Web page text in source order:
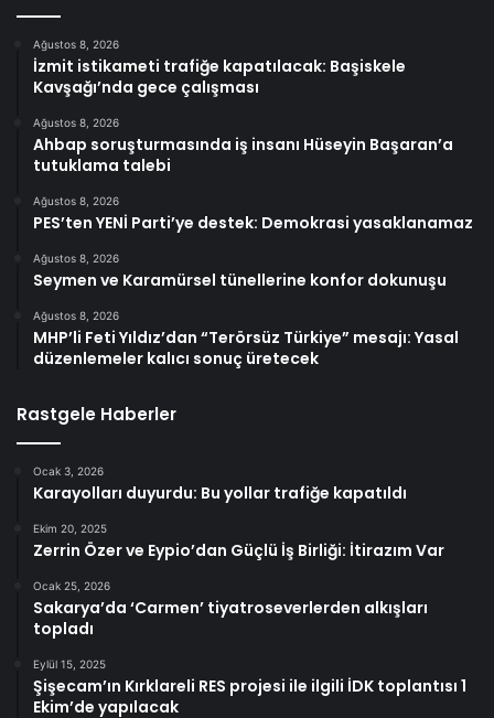
Ağustos 8, 2026
İzmit istikameti trafiğe kapatılacak: Başiskele
Kavşağı’nda gece çalışması
Ağustos 8, 2026
Ahbap soruşturmasında iş insanı Hüseyin Başaran’a
tutuklama talebi
Ağustos 8, 2026
PES’ten YENİ Parti’ye destek: Demokrasi yasaklanamaz
Ağustos 8, 2026
Seymen ve Karamürsel tünellerine konfor dokunuşu
Ağustos 8, 2026
MHP’li Feti Yıldız’dan “Terörsüz Türkiye” mesajı: Yasal
düzenlemeler kalıcı sonuç üretecek
Rastgele Haberler
Ocak 3, 2026
Karayolları duyurdu: Bu yollar trafiğe kapatıldı
Ekim 20, 2025
Zerrin Özer ve Eypio’dan Güçlü İş Birliği: İtirazım Var
Ocak 25, 2026
Sakarya’da ‘Carmen’ tiyatroseverlerden alkışları
topladı
Eylül 15, 2025
Şişecam’ın Kırklareli RES projesi ile ilgili İDK toplantısı 1
Ekim’de yapılacak